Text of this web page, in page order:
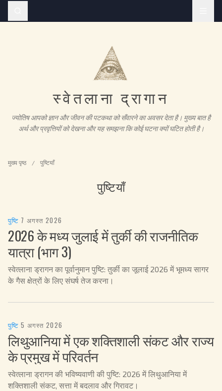
स्वेतलाना द्रागान
ज्योतिष आपको ज्ञान और जीवन की पटकथा को सँवारने का अवसर देता है। मुख्य बात है
अर्थ और प्रवृत्तियों को देखना और यह समझना कि कोई घटना क्यों घटित होती है।
मुख्य पृष्ठ / पुष्टियाँ
पुष्टियाँ
पुष्टि 7 अगस्त 2026
2026 के मध्य जुलाई में तुर्की की राजनीतिक
यात्रा (भाग 3)
स्वेत्लाना ड्रागन का पूर्वानुमान पुष्टि: तुर्की का जूलाई 2026 में भूमध्य सागर
के गैस क्षेत्रों के लिए संघर्ष तेज करना।
पुष्टि 5 अगस्त 2026
लिथुआनिया में एक शक्तिशाली संकट और राज्य
के प्रमुख में परिवर्तन
स्वेत्लाना ड्रागन की भविष्यवाणी की पुष्टि: 2026 में लिथुआनिया में
शक्तिशाली संकट, सत्ता में बदलाव और गिरावट।